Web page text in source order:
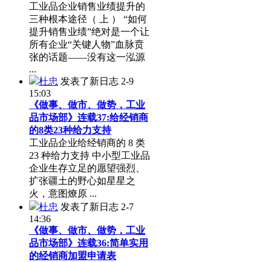
工业品企业销售业绩提升的
三种根本途径（ 上 ） “如何
提升销售业绩”绝对是一个让
所有企业“关键人物”血脉贲
张的话题——没有这一泓源
...
杜忠 发表了新日志 2-9
15:03
《做事、做市、做势，工业
品市场部》连载37:给经销商
的8类23种给力支持
工业品企业给经销商的 8 类
23 种给力支持 中小型工业品
企业生存立足的愿望强烈、
扩张疆土的野心如星星之
火，意图燎原 ...
杜忠 发表了新日志 2-7
14:36
《做事、做市、做势，工业
品市场部》连载36:简单实用
的经销商加盟申请表